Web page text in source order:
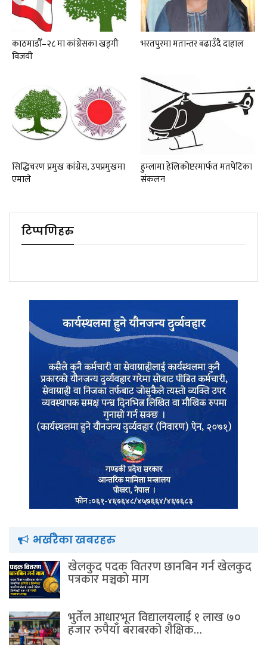
काठमाडौँ–२८ मा कांग्रेसका खड्गी
विजयी
भरतपुरमा मतान्तर बढाउँदै दाहाल
सिद्धिचरण प्रमुख कांग्रेस, उपप्रमुखमा
एमाले
हुम्लामा हेलिकोप्टरमार्फत मतपेटिका
संकलन
टिप्पणिहरु
भर्खरैका खबरहरु
खेलकुद पदक वितरण छानबिन गर्न खेलकुद
पत्रकार मञ्चकाे माग
भुर्तेल आधारभूत विद्यालयलाई १ लाख ७०
हजार रुपैयाँ बराबरको शैक्षिक…